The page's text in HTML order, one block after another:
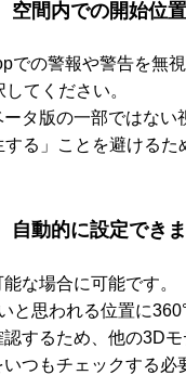
空間内での開始位
での警報や警告を無
てください。
タ版の一部ではない
る」ことを避けるた
自動的に設定でき
な場合に可能です。
と思われる位置に
するため、他の3D
つもチェックする必